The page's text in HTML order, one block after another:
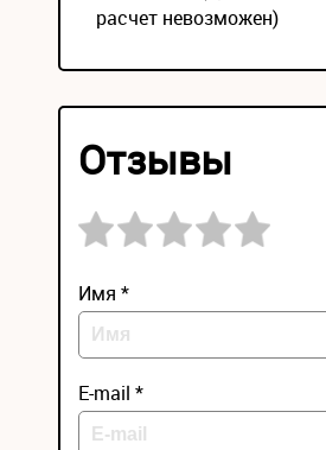
расчет невозможен)
Отзывы
Имя *
E-mail *